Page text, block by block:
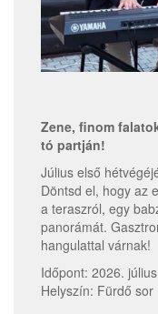
Zene, finom
tó partján!
Július első
Döntsd el, hogy az
a teraszról, egy
panorámát.
hangulattal várnak!
Időpont: 2026.
Helyszín: Fürdő sor